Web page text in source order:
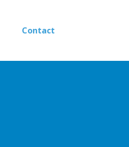
Contact